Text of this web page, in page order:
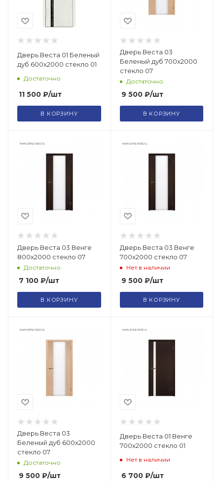
Дверь Веста 01 Беленый
дуб 600х2000 стекло 01
Достаточно
11 500 ₽/шт
В КОРЗИНУ
Дверь Веста 03
Беленый дуб 700х2000
стекло 07
Достаточно
9 500₽/шт
В КОРЗИНУ
Дверь Веста 03 Венге
800х2000 стекло 07
Достаточно
7 100 ₽/шт
В КОРЗИНУ
Дверь Веста 03 Венге
700х2000 стекло 07
Нет в наличии
9 500₽/шт
В КОРЗИНУ
Дверь Веста 03
Беленый дуб 600х2000
стекло 07
Достаточно
9 500 ₽/шт
Дверь Веста 01 Венге
700х2000 стекло 01
Нет в наличии
6 700₽/шт